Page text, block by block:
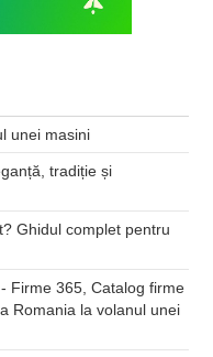
unei masini
tradiție și
Ghidul complet pentru
Firme 365, Catalog firme
Romania la volanul unei